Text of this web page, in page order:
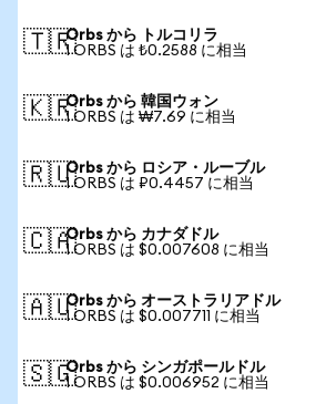
🇹🇷Orbs から トルコリラ
1 ORBS は ₺0.2588 に相当
🇰🇷Orbs から 韓国ウォン
1 ORBS は ₩7.69 に相当
🇷🇺Orbs から ロシア・ルーブル
1 ORBS は ₽0.4457 に相当
🇨🇦Orbs から カナダドル
1 ORBS は $0.007608 に相当
🇦🇺Orbs から オーストラリアドル
1 ORBS は $0.007711 に相当
🇸🇬Orbs から シンガポールドル
1 ORBS は $0.006952 に相当